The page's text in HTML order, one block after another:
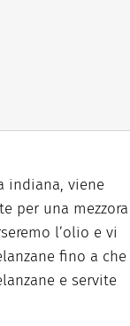
indiana, viene
per una mezzora
l’olio e vi
fino a che
e servite